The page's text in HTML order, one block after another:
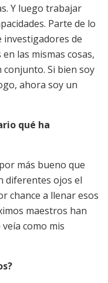
Y luego trabajar
Parte de lo
investigadores de
las mismas cosas,
Si bien soy
ahora soy un
qué ha
más bueno que
diferentes ojos el
chance a llenar esos
maestros han
como mis